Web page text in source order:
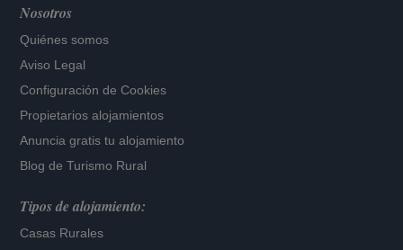
Nosotros
Quiénes somos
Aviso Legal
Configuración de Cookies
Propietarios alojamientos
Anuncia gratis tu alojamiento
Blog de Turismo Rural
Tipos de alojamiento:
Casas Rurales